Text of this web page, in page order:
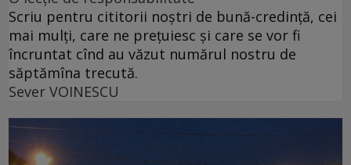
Scriu pentru cititorii noștri de bună-credință, cei
mai mulți, care ne prețuiesc și care se vor fi
încruntat cînd au văzut numărul nostru de
săptămîna trecută.
Sever VOINESCU